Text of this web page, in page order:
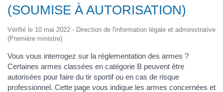
(SOUMISE À AUTORISATION)
Vérifié le 10 mai 2022 - Direction de l'information légale et administrative
(Première ministre)
Vous vous interrogez sur la réglementation des armes ?
Certaines armes classées en catégorie B peuvent être
autorisées pour faire du tir sportif ou en cas de risque
professionnel. Cette page vous indique les armes concernées et